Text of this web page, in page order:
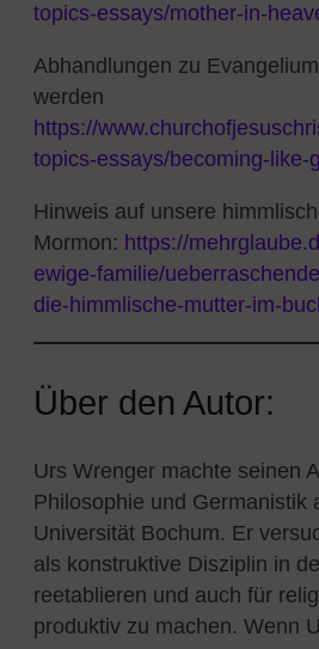
topics-essays/mother-in-
Abhandlungen zu
werden
https://
topics-essays/becoming-like-
Hinweis auf unsere
Mormon: https://
ewige-familie/
die-himmlische-mutter-im-
Über den Autor:
Urs Wrenger machte seinen
Philosophie und Germanistik
Universität Bochum. Er
als konstruktive Disziplin in
reetablieren und auch für
produktiv zu machen. Wenn